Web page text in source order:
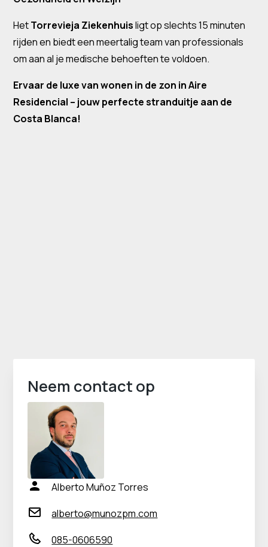
HetTorrevieja Ziekenhuisligt op slechts 15 minuten
rijden en biedt een meertalig team van professionals
om aan al je medische behoeften te voldoen.
Ervaar de luxe van wonen in de zon in Aire
Residencial – jouw perfecte stranduitje aan de
Costa Blanca!
Neem contact op
Alberto Muñoz Torres
alberto@munozpm.com
085-0606590